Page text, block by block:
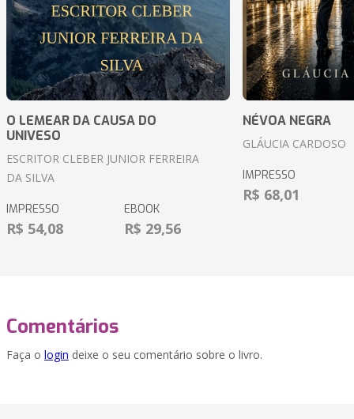
O LEMEAR DA CAUSA DO
UNIVESO
ESCRITOR CLEBER JUNIOR FERREIRA
DA SILVA
IMPRESSO
R$ 54,08
EBOOK
R$ 29,56
NÉVOA NEGRA
GLÁUCIA CARDOSO
IMPRESSO
R$ 68,01
Comentários
Faça o login deixe o seu comentário sobre o livro.